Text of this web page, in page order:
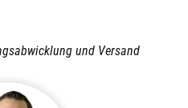
und Versand